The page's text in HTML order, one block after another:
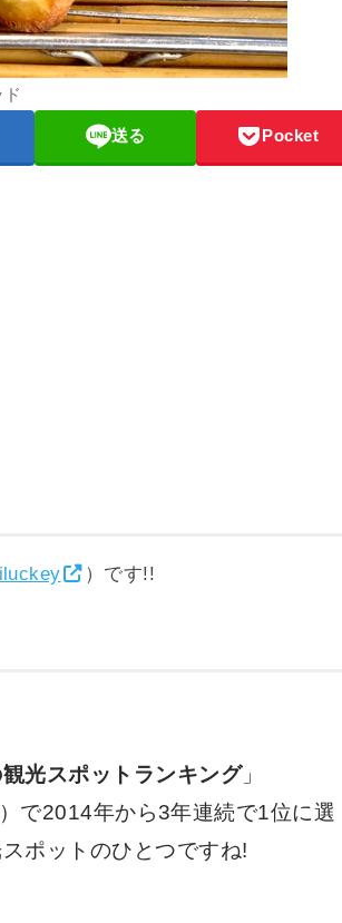
送る Pocket
）です!!
光スポットランキング」
）で2014年から3年連続で1位に選
ポットのひとつですね!